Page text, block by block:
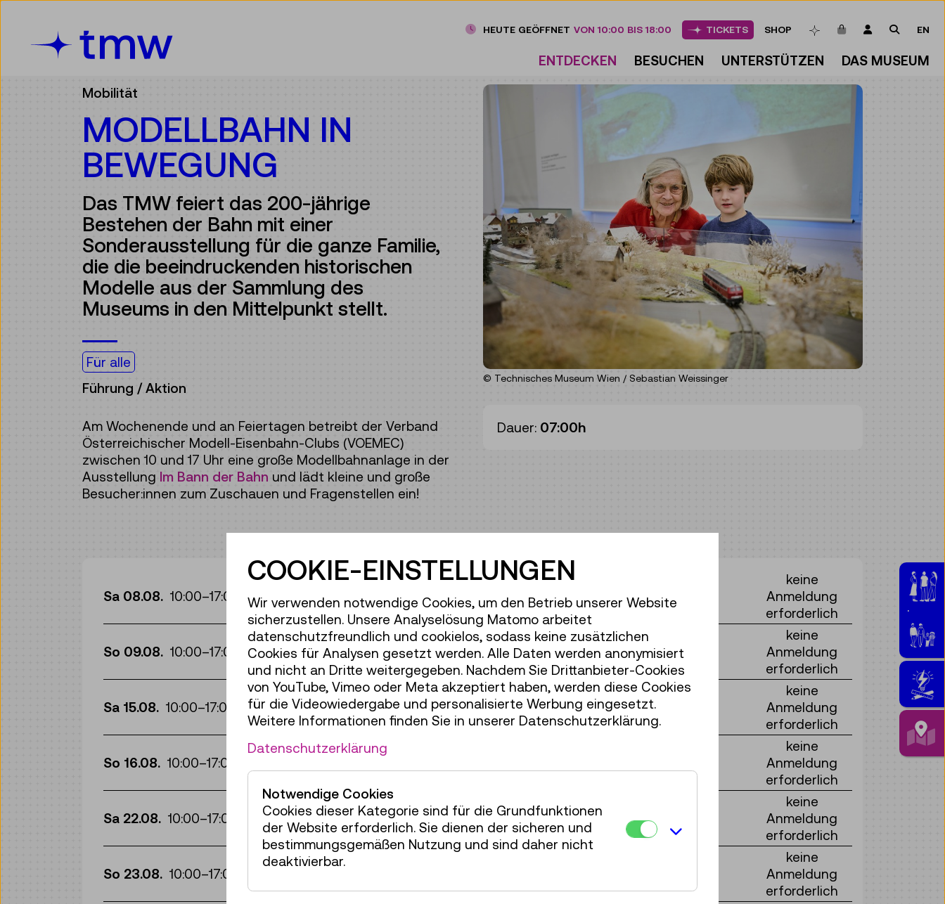
ENTDECKEN BESUCHEN UNTERSTÜTZEN DAS MUSEUM
HEUTE GEÖFFNET VON 10:00 BIS 18:00 TICKETS SHOP MERKLISTEARTIKEL IM
LOGIN SUCHE
EN
Mobilität
MODELLBAHN IN
BEWEGUNG
Das TMW feiert das 200-jährige
Bestehen der Bahn mit einer
Sonderausstellung für die ganze Familie,
die die beeindruckenden historischen
Modelle aus der Sammlung des
Museums in den Mittelpunkt stellt.
Für alle
Führung / Aktion
Am Wochenende und an Feiertagen betreibt der Verband
Österreichischer Modell-Eisenbahn-Clubs (VOEMEC)
zwischen 10 und 17 Uhr eine große Modellbahnanlage in der
Ausstellung Im Bann der Bahn und lädt kleine und große
Besucher:innen zum Zuschauen und Fragenstellen ein!
© Technisches Museum Wien / Sebastian Weissinger
Dauer: 07:00h
Sa 08.08. 10:00–17:00
Führung / Aktion
keine
Anmeldung
erforderlich
So 09.08. 10:00–17:00
Führung / Aktion
keine
Anmeldung
erforderlich
Sa 15.08. 10:00–17:00
Führung / Aktion
keine
Anmeldung
erforderlich
So 16.08. 10:00–17:00
Führung / Aktion
keine
Anmeldung
erforderlich
Sa 22.08. 10:00–17:00
Führung / Aktion
keine
Anmeldung
erforderlich
So 23.08. 10:00–17:00
Führung / Aktion
keine
Anmeldung
erforderlich
COOKIE-EINSTELLUNGEN
Wir verwenden notwendige Cookies, um den Betrieb unserer Website
sicherzustellen. Unsere Analyselösung Matomo arbeitet
datenschutzfreundlich und cookielos, sodass keine zusätzlichen
Cookies für Analysen gesetzt werden. Alle Daten werden anonymisiert
und nicht an Dritte weitergegeben. Nachdem Sie Drittanbieter-Cookies
von YouTube, Vimeo oder Meta akzeptiert haben, werden diese Cookies
für die Videowiedergabe und personalisierte Werbung eingesetzt.
Weitere Informationen finden Sie in unserer Datenschutzerklärung.
Datenschutzerklärung
Notwendige Cookies
Cookies dieser Kategorie sind für die Grundfunktionen
der Website erforderlich. Sie dienen der sicheren und
bestimmungsgemäßen Nutzung und sind daher nicht
deaktivierbar.